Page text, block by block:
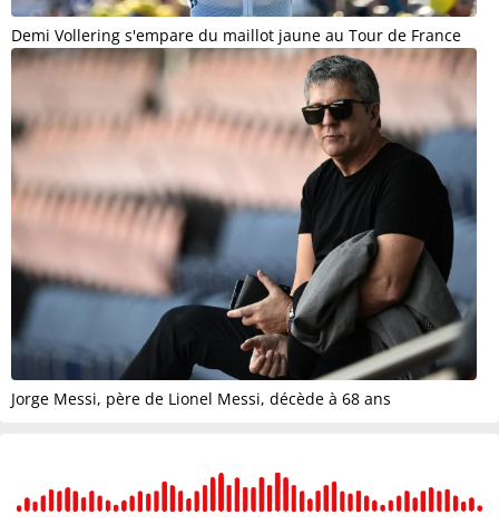
Demi Vollering s'empare du maillot jaune au Tour de France
Jorge Messi, père de Lionel Messi, décède à 68 ans